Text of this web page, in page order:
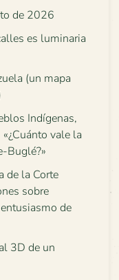
de 2026
es luminaria
(un mapa
Indígenas,
vale la
Buglé?»
de la Corte
sobre
de
3D de un